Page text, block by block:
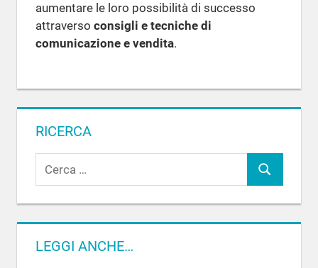
aumentare le loro possibilità di successo
attraverso consigli e tecniche di
comunicazione e vendita.
RICERCA
c
r
LEGGI ANCHE…